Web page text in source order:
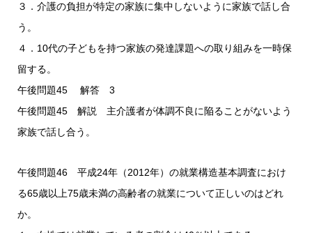
３．介護の負担が特定の家族に集中しないように家族で話し合
う。
４．10代の子どもを持つ家族の発達課題への取り組みを一時保
留する。
午後問題45 解答 3
午後問題45 解説 主介護者が体調不良に陥ることがないよう
家族で話し合う。
午後問題46 平成24年（2012年）の就業構造基本調査におけ
る65歳以上75歳未満の高齢者の就業について正しいのはどれ
か。